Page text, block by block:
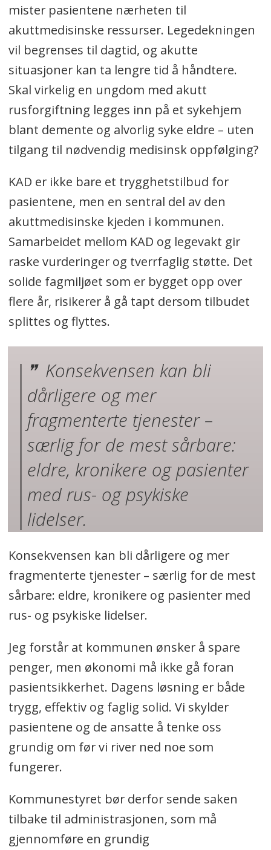
mister pasientene nærheten til
akuttmedisinske ressurser. Legedekningen
vil begrenses til dagtid, og akutte
situasjoner kan ta lengre tid å håndtere.
Skal virkelig en ungdom med akutt
rusforgiftning legges inn på et sykehjem
blant demente og alvorlig syke eldre – uten
tilgang til nødvendig medisinsk oppfølging?
KAD er ikke bare et trygghetstilbud for
pasientene, men en sentral del av den
akuttmedisinske kjeden i kommunen.
Samarbeidet mellom KAD og legevakt gir
raske vurderinger og tverrfaglig støtte. Det
solide fagmiljøet som er bygget opp over
flere år, risikerer å gå tapt dersom tilbudet
splittes og flyttes.
Konsekvensen kan bli
dårligere og mer
fragmenterte tjenester –
særlig for de mest sårbare:
eldre, kronikere og pasienter
med rus- og psykiske
lidelser.
Konsekvensen kan bli dårligere og mer
fragmenterte tjenester – særlig for de mest
sårbare: eldre, kronikere og pasienter med
rus- og psykiske lidelser.
Jeg forstår at kommunen ønsker å spare
penger, men økonomi må ikke gå foran
pasientsikkerhet. Dagens løsning er både
trygg, effektiv og faglig solid. Vi skylder
pasientene og de ansatte å tenke oss
grundig om før vi river ned noe som
fungerer.
Kommunestyret bør derfor sende saken
tilbake til administrasjonen, som må
gjennomføre en grundig